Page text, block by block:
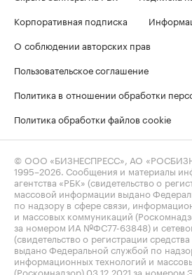
Корпоративная подписка
О соблюдении авторских прав
Пользовательское соглашение
Политика в отношении обработки
Политика обработки файлов cookie
© ООО «БИЗНЕСПРЕСС», АО
1995–2026 . Сообщения и материалы
агентства «РБК» (свидетельство о
массовой информации выдано
по надзору в сфере связи,
и массовых коммуникаций
за номером ИА №ФС77-63848) и
(свидетельство о регистрации
выдано Федеральной службой по
информационных технологий и
(Роскомнадзор) 03.12.2021 за